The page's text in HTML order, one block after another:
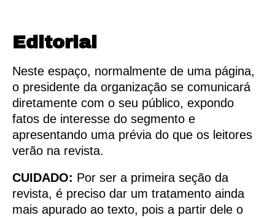
Editorial
Neste espaço, normalmente de uma página,
o presidente da organização se comunicará
diretamente com o seu público, expondo
fatos de interesse do segmento e
apresentando uma prévia do que os leitores
verão na revista.
CUIDADO: Por ser a primeira seção da
revista, é preciso dar um tratamento ainda
mais apurado ao texto, pois a partir dele o